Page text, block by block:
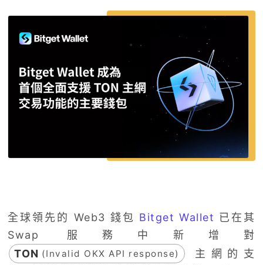
全球領先的 Web3 錢包 Bitget Wallet 已在其
Swap 服務中新增對
TON (Invalid OKX API response)
主網的支